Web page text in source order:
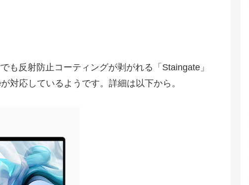
反射防止コーティングが剥がれる「Staingate」
対応しているようです。詳細は以下から。